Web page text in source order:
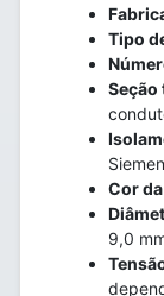
Tipo
Cor
9,0